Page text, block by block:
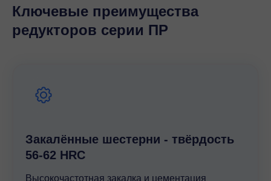
агрессивных средах. Компактные размеры и легкий
вес редуктора SK 7382 облегчают его установку и
интеграцию в существующие системы. Производитель
надежное и долговечное решение для передачи
мощности, которое обеспечит стабильную работу
Ключевые преимущества
редукторов серии ПР
Закалённые шестерни - твёрдость
56-62 HRC
Высокочастотная закалка и цементация